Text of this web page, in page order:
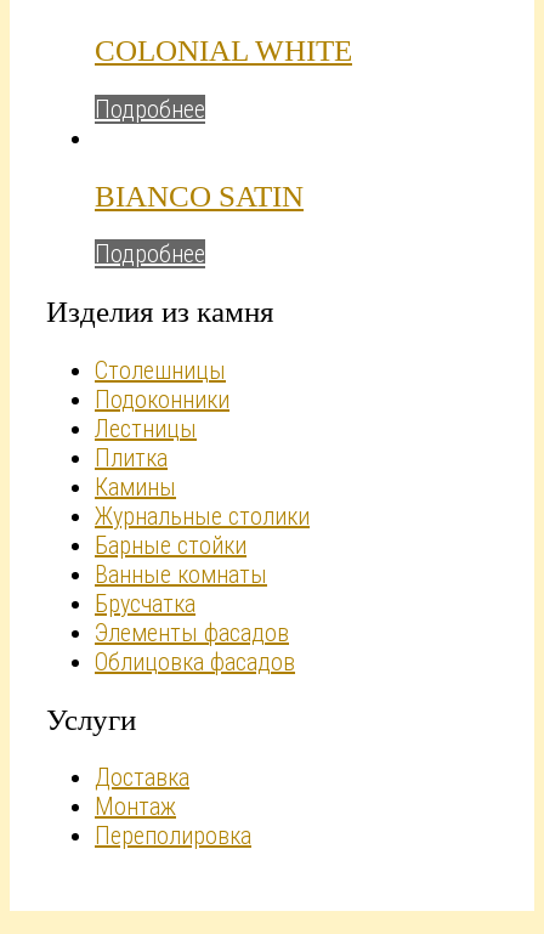
COLONIAL WHITE
Подробнее
BIANCO SATIN
Подробнее
Изделия из камня
Столешницы
Подоконники
Лестницы
Плитка
Камины
Журнальные столики
Барные стойки
Ванные комнаты
Брусчатка
Элементы фасадов
Облицовка фасадов
Услуги
Доставка
Монтаж
Переполировка